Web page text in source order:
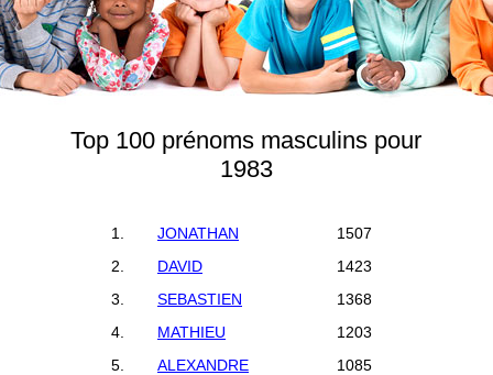
Top 100 prénoms masculins pour
1983
1. JONATHAN
1507
2.
DAVID
1423
3.
SEBASTIEN
1368
4.
MATHIEU
1203
5.
ALEXANDRE
1085